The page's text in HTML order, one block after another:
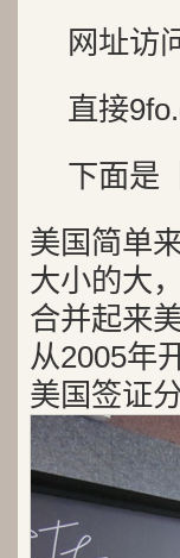
网址访
直接
下面是
美国简单
大小的大
合并起来
从2005年
美国签证